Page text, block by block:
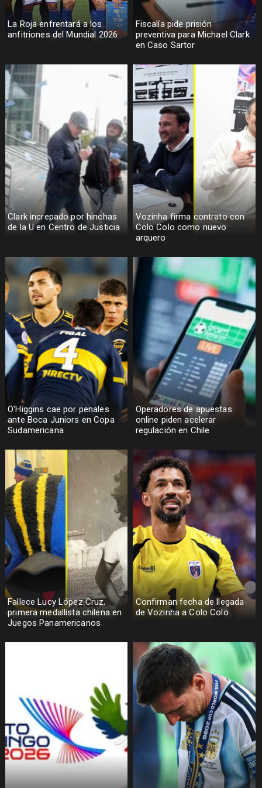
La Roja enfrentará a los
anfitriones del Mundial 2026
Fiscalía pide prisión
preventiva para Michael Clark
en Caso Sartor
Clark increpado por hinchas
de la U en Centro de Justicia
Vozinha firma contrato con
Colo Colo como nuevo
arquero
O'Higgins cae por penales
ante Boca Juniors en Copa
Sudamericana
Operadores de apuestas
online piden acelerar
regulación en Chile
Fallece Lucy López Cruz,
primera medallista chilena en
Juegos Panamericanos
Confirman fecha de llegada
de Vozinha a Colo Colo